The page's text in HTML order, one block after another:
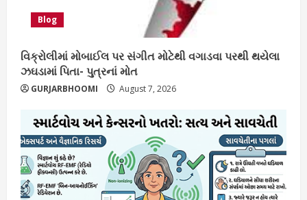
Blog
વિક્રોલીમાં મોબાઈલ પર સંગીત મોટેથી વગાડવા પરથી થયેલા
ઝઘડામાં પિતા- પુત્રનાં મોત
GURJARBHOOMI August 7, 2026